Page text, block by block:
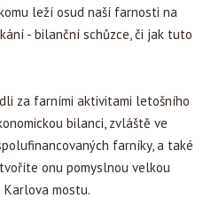
leží osud naší farnosti na
- bilanční schůzce, či jak tuto
za farními aktivitami letošního
bilanci, zvláště ve
farníky, a také
onu pomyslnou velkou
mostu.